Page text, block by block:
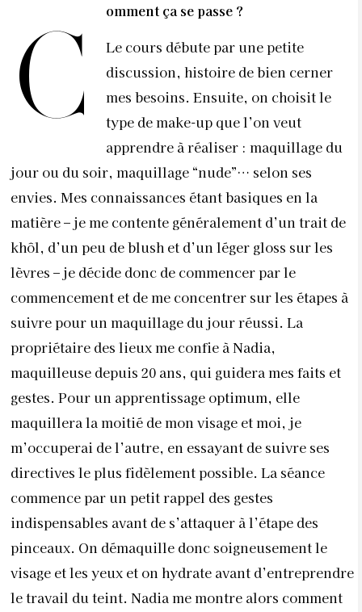
C
omment ça se passe ?
Le cours débute par une petite
discussion, histoire de bien cerner
mes besoins. Ensuite, on choisit le
type de make-up que l’on veut
apprendre à réaliser : maquillage du
jour ou du soir, maquillage “nude”… selon ses
envies. Mes connaissances étant basiques en la
matière – je me contente généralement d’un trait de
khôl, d’un peu de blush et d’un léger gloss sur les
lèvres – je décide donc de commencer par le
commencement et de me concentrer sur les étapes à
suivre pour un maquillage du jour réussi. La
propriétaire des lieux me confie à Nadia,
maquilleuse depuis 20 ans, qui guidera mes faits et
gestes. Pour un apprentissage optimum, elle
maquillera la moitié de mon visage et moi, je
m’occuperai de l’autre, en essayant de suivre ses
directives le plus fidèlement possible. La séance
commence par un petit rappel des gestes
indispensables avant de s’attaquer à l’étape des
pinceaux. On démaquille donc soigneusement le
visage et les yeux et on hydrate avant d’entreprendre
le travail du teint. Nadia me montre alors comment